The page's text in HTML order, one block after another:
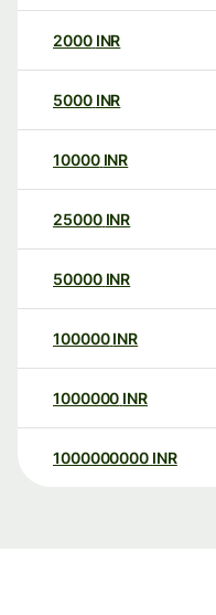
2000 INR
5000 INR
10000 INR
25000 INR
50000 INR
100000 INR
1000000 INR
1000000000 INR